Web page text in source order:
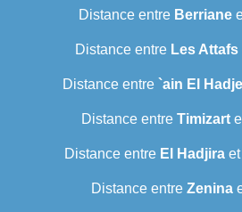
Distance entre Berriane
Distance entre Les Attafs
Distance entre `ain El Hadjel
Distance entre Timizart
Distance entre El Hadjiraet
Distance entre Zenina